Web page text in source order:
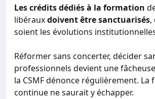
Les crédits dédiés à la formation
libérauxdoivent être sanctuarisés,
soient les évolutions
Réformer sans concerter, décider
professionnels devient une
la CSMF dénonce régulièrement. La
continue ne saurait y échapper.